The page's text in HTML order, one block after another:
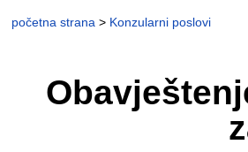
početna strana > Konzularni poslovi